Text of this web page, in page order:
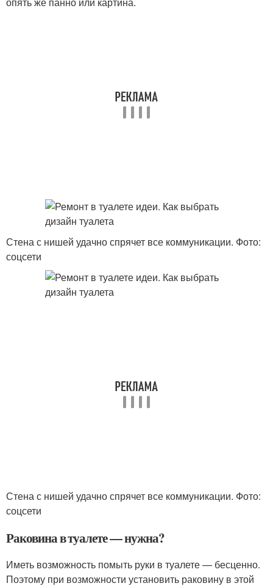
Стена с нишей удачно спрячет все коммуникации. Фото:
соцсети
Стена с нишей удачно спрячет все коммуникации. Фото:
соцсети
Раковина в туалете — нужна?
Иметь возможность помыть руки в туалете — бесценно.
Поэтому при возможности установить раковину в этой